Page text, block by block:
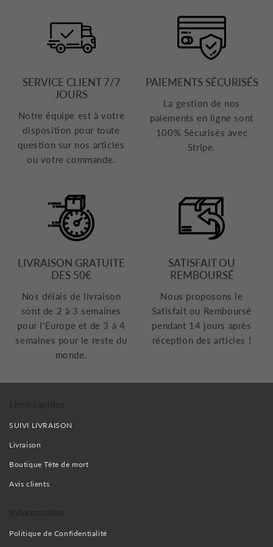
SERVICE CLIENT 7/7
JOURS
Notre équipe est à votre
disposition pour toute
question sur nos articles
ou votre commande.
PAIEMENTS SÉCURISÉS
La gestion de nos
paiements en ligne sont
100% Sécurisés avec
Stripe.
LIVRAISON GRATUITE
DES 50€
Nos délais de livraison
sont de 2 à 3 semaines
pour l'Europe et de 3 à 4
semaines pour le reste du
monde.
SATISFAIT OU
REMBOURSÉ
Nous proposons le
Satisfait ou Remboursé
pendant 14 jours après
réception des articles !
SUIVI LIVRAISON
Livraison
Boutique Tête de mort
Avis clients
Politique de Confidentialité